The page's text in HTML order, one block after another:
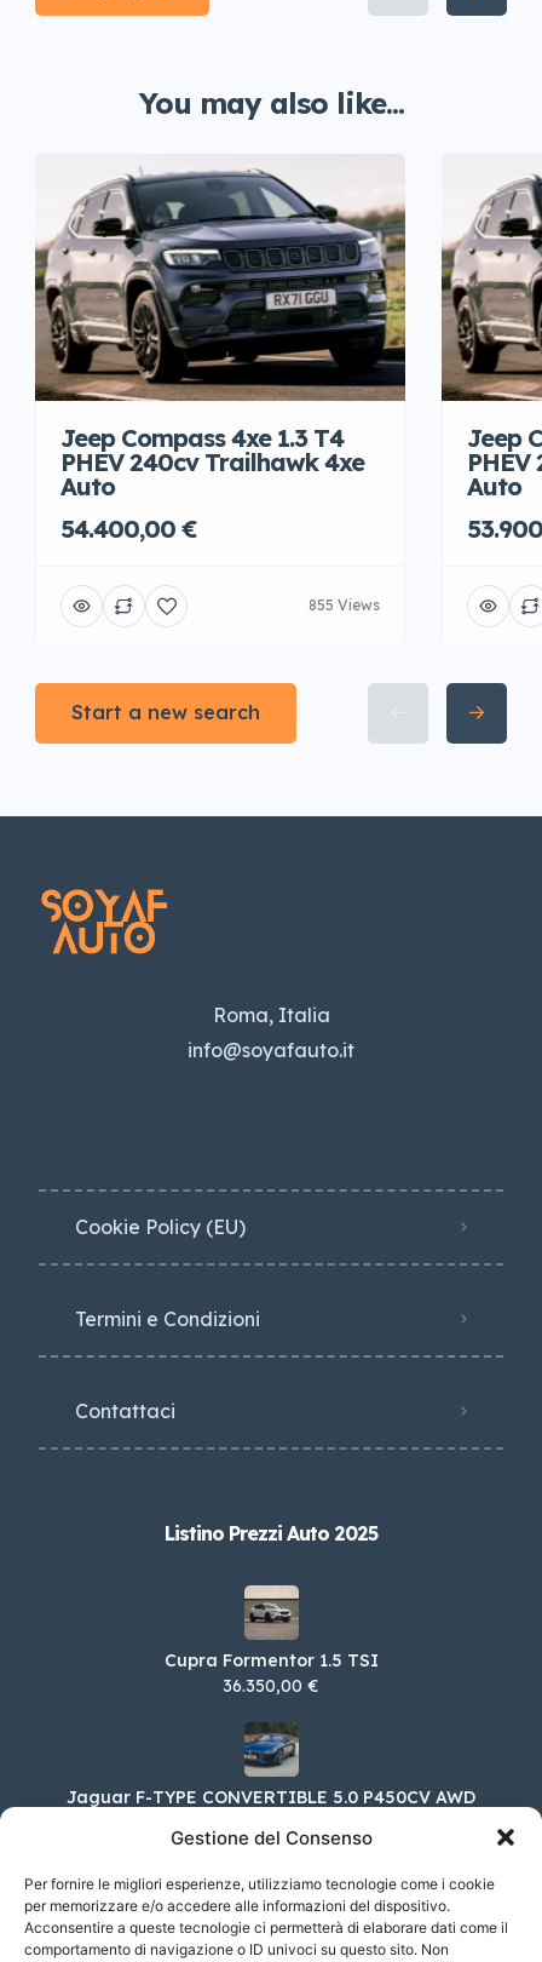
Gestione del Consenso
Per fornire le migliori esperienze, utilizziamo tecnologie come i cookie
per memorizzare e/o accedere alle informazioni del dispositivo.
Acconsentire a queste tecnologie ci permetterà di elaborare dati come il
comportamento di navigazione o ID univoci su questo sito. Non
You may also like...
Jeep Compass 4xe 1.3 T4
PHEV 240cv Trailhawk 4xe
Auto
54.400,00 €
855 Views
Jeep
Auto
Start a new search
Roma, Italia
info@soyafauto.it
Cookie Policy (EU)
Termini e Condizioni
Contattaci
Listino Prezzi Auto 2025
Cupra Formentor 1.5 TSI
36.350,00 €
Jaguar F-TYPE CONVERTIBLE 5.0 P450CV AWD
AUTO 75
123.100,00 €
Lexus UX Hybrid UX Hybrid Luxury 4WD MY24